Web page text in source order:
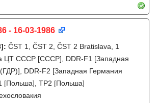
- 16-03-1986
: ČST 1, ČST 2, ČST 2 Bratislava, 1
ЦТ СССР [СССР], DDR-F1 [Западная
DDR-F2 [Западная Германия
[Польша], TP2 [Польша]